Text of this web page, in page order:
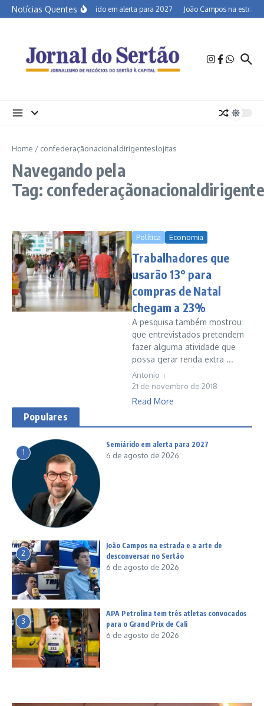
Ir para o conteúdo
Notícias QuentesSemiárido em alerta para 2027 João Campos na
Home / confederaçãonacionaldirigenteslojitas
Navegando pela
Tag:
Política Economia
Trabalhadores que
usarão 13° para
compras de Natal
chegam a 23%
A pesquisa também mostrou
que entrevistados pretendem
fazer alguma atividade que
possa gerar renda extra ...
Antonio
21 de novembro de 2018
Read More
Populares
1
Semiárido em alerta para 2027
6 de agosto de 2026
2
João Campos na estrada e a arte de
desconversar no Sertão
6 de agosto de 2026
3
APA Petrolina tem três atletas convocados
para o Grand Prix de Cali
6 de agosto de 2026